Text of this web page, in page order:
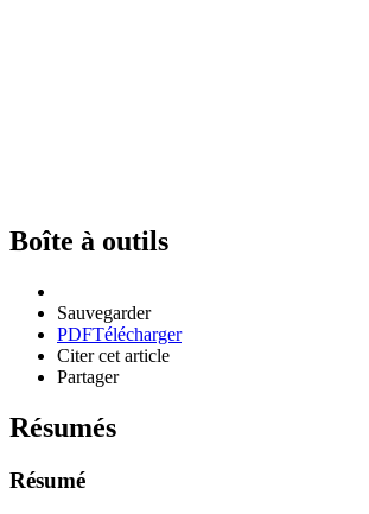
Boîte à outils
Sauvegarder
PDFTélécharger
Citer cet article
Partager
Résumés
Résumé